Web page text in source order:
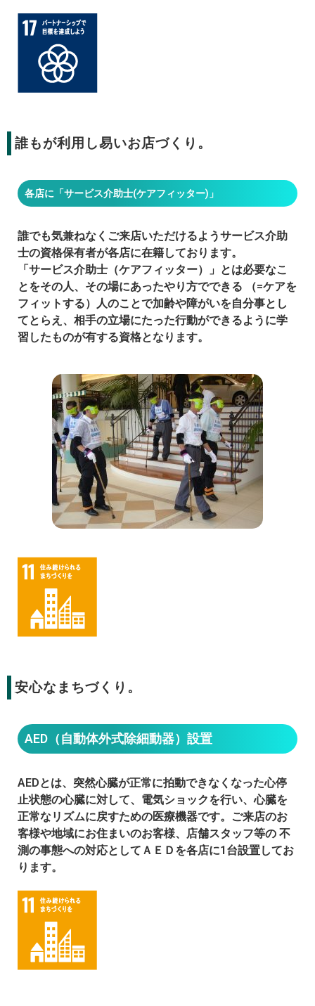
誰もが利用し易いお店づくり。
各店に「サービス介助士(ケアフィッター)」
誰でも気兼ねなくご来店いただけるようサービス介助
士の資格保有者が各店に在籍しております。
「サービス介助士（ケアフィッター）」とは必要なこ
とをその人、その場にあったやり方でできる （=ケアを
フィットする）人のことで加齢や障がいを自分事とし
てとらえ、相手の立場にたった行動ができるように学
習したものが有する資格となります。
安心なまちづくり。
AED（自動体外式除細動器）設置
AEDとは、突然心臓が正常に拍動できなくなった心停
止状態の心臓に対して、電気ショックを行い、心臓を
正常なリズムに戻すための医療機器です。ご来店のお
客様や地域にお住まいのお客様、店舗スタッフ等の 不
測の事態への対応としてＡＥＤを各店に1台設置してお
ります。